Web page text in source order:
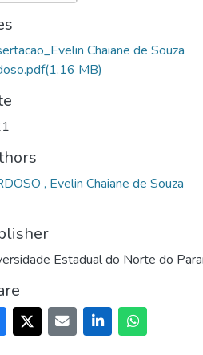
Chaiane de Souza
(1.16 MB)
, Evelin Chaiane de Souza
Estadual do Norte do